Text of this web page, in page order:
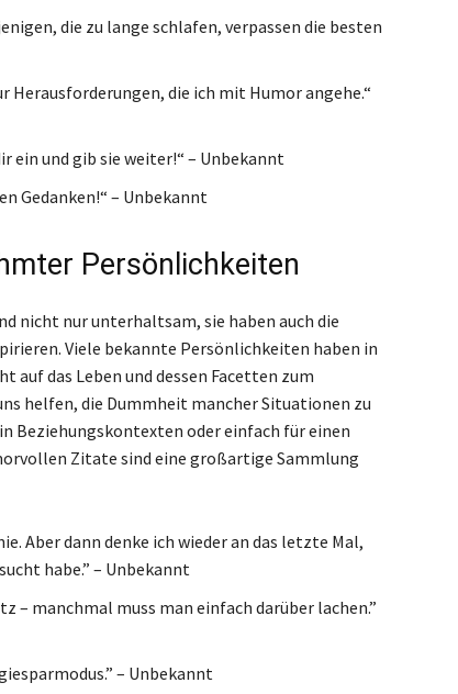
die zu lange schlafen, verpassen die besten
Herausforderungen, die ich mit Humor angehe.“
ein und gib sie weiter!“ – Unbekannt
Gedanken!“ – Unbekannt
Persönlichkeiten
nicht nur unterhaltsam, sie haben auch die
Viele bekannte Persönlichkeiten haben in
das Leben und dessen Facetten zum
helfen, die Dummheit mancher Situationen zu
Beziehungskontexten oder einfach für einen
Zitate sind eine großartige Sammlung
Aber dann denke ich wieder an das letzte Mal,
habe.” – Unbekannt
– manchmal muss man einfach darüber lachen.”
– Unbekannt